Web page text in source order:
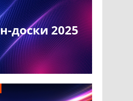
доски 2025